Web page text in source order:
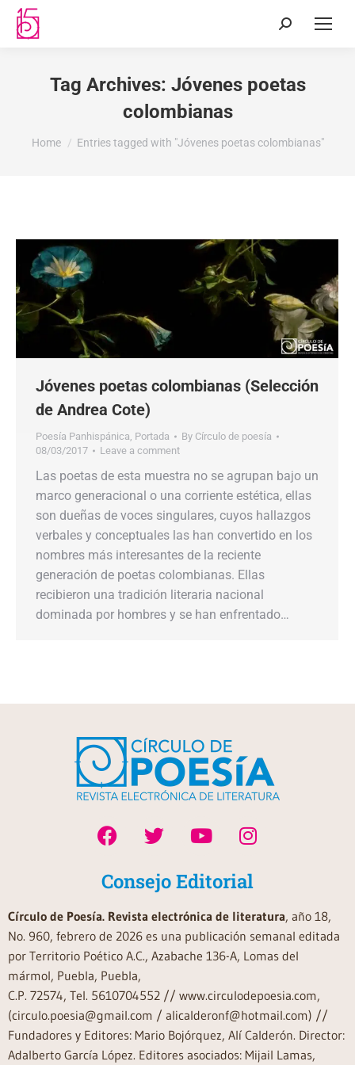
Tag Archives: Jóvenes poetas
colombianas
You are here:
Home Entries tagged with "Jóvenes poetas colombianas"
Jóvenes poetas colombianas (Selección
de Andrea Cote)
Poesía Panhispánica Portada By Círculo de poesía
08/03/2017
Leave a comment
Las poetas de esta muestra no se agrupan bajo un
marco generacional o una corriente estética, ellas
son dueñas de voces singulares, cuyos hallazgos
verbales y conceptuales las han convertido en los
nombres más interesantes de la reciente
generación de poetas colombianas. Ellas
recibieron una tradición literaria nacional
dominada por hombres y se han enfrentado…
Consejo Editorial
Círculo de Poesía. Revista electrónica de literatura, año 18,
No. 960, febrero de 2026 es una publicación semanal editada
por Territorio Poético A.C., Azabache 136-A, Lomas del
mármol, Puebla, Puebla,
C.P. 72574, Tel. 5610704552 // www.circulodepoesia.com,
(circulo.poesia@gmail.com / alicalderonf@hotmail.com) //
Fundadores y Editores: Mario Bojórquez, Alí Calderón. Director:
Adalberto García López. Editores asociados: Mijail Lamas,